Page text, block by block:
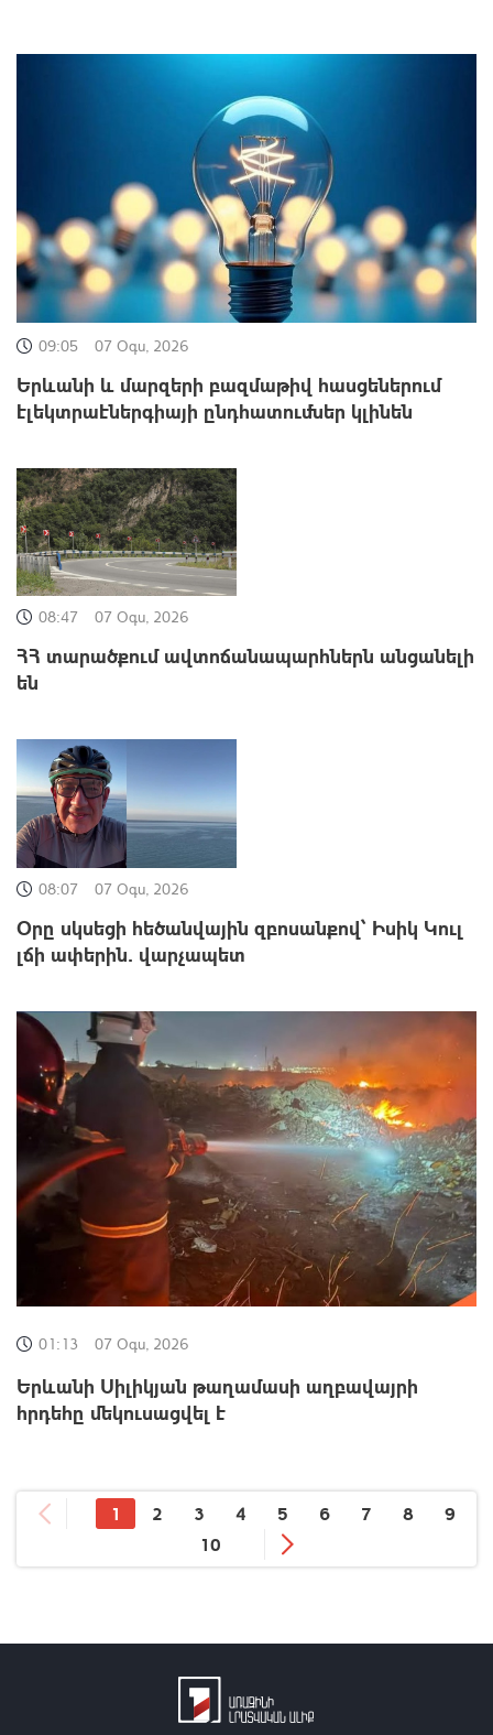
09:05 07 Օգս, 2026
Երևանի և մարզերի բազմաթիվ հասցեներում
էլեկտրաէներգիայի ընդհատումներ կլինեն
08:47 07 Օգս, 2026
ՀՀ տարածքում ավտոճանապարհներն անցանելի
են
08:07 07 Օգս, 2026
Օրը սկսեցի հեծանվային զբոսանքով՝ Իսիկ Կուլ
լճի ափերին․ վարչապետ
01:13 07 Օգս, 2026
Երևանի Սիլիկյան թաղամասի աղբավայրի
հրդեհը մեկուսացվել է
1 2 3 4 5 6 7 8
9
10